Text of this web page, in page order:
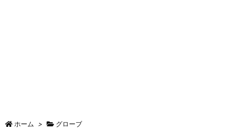
ホーム > グローブ